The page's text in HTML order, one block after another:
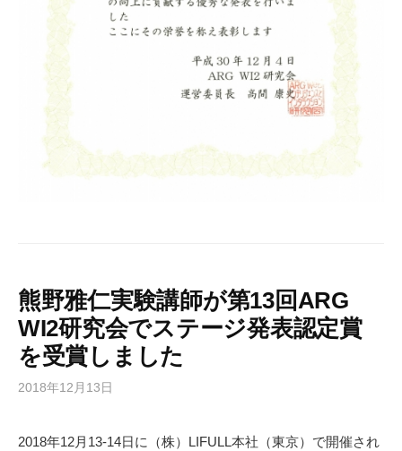
熊野雅仁実験講師が第13回ARG
WI2研究会でステージ発表認定賞
を受賞しました
2018年12月13日
2018年12月13-14日に（株）LIFULL本社（東京）で開催され